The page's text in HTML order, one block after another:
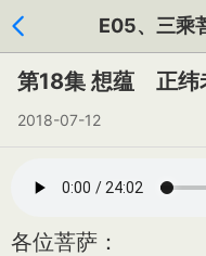
E05、三乘
第18集 想蕴 正纬
2018-07-12
各位菩萨：